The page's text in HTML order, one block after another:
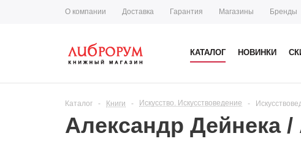
О компании Доставка Гарантия Магазины Бренды
КАТАЛОГ НОВИНКИ
Каталог - Книги - Искусство. Искусствоведение -
Александр Дейнека